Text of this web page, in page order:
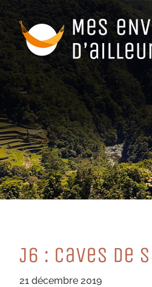
Passer
au
contenu
J6 : CaVeS De
21 décembre 2019